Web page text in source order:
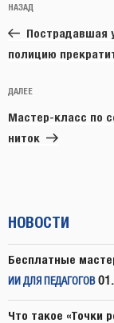
по
записям
Предыдущая
запись:
НАЗАД
Пострадавшая
полицию
Следующая
запись
ДАЛЕЕ
Мастер-класс по
ниток
НОВОСТИ
Бесплатные
ИИ ДЛЯ ПЕДАГОГОВ
Что такое «Точки